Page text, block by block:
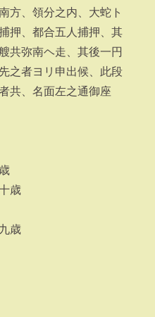
方、領分之内、大蛇ト
押、都合五人捕押、其
共弥南ヘ走、其後一円
之者ヨリ申出候、此段
共、名面左之通御座
歳
歳